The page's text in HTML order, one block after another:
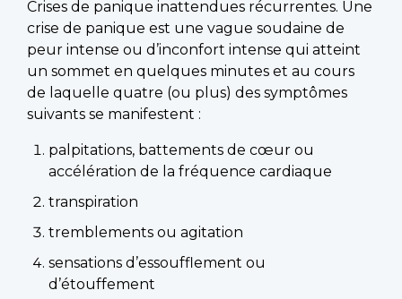
Crises de panique inattendues récurrentes. Une
crise de panique est une vague soudaine de
peur intense ou d’inconfort intense qui atteint
un sommet en quelques minutes et au cours
de laquelle quatre (ou plus) des symptômes
suivants se manifestent :
palpitations, battements de cœur ou
accélération de la fréquence cardiaque
transpiration
tremblements ou agitation
sensations d’essoufflement ou
d’étouffement